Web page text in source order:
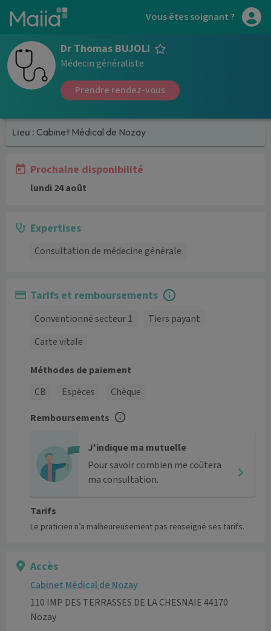
Aller au contenu principal Vous êtes soignant ?
Dr Thomas BUJOLI
Médecin généraliste
Prendre rendez-vous
Lieu : Cabinet Médical de Nozay
Prochaine disponibilité
lundi 24 août
Expertises
Consultation de médecine générale
Tarifs et remboursements
Conventionné secteur 1
Tiers payant
Carte vitale
Méthodes de paiement
CB
Espèces
Chèque
Remboursements
J'indique ma mutuelle
Pour savoir combien me coûtera
ma consultation.
Tarifs
Le praticien n’a malheureusement pas renseigné ses tarifs.
Accès
Cabinet Médical de Nozay
110 IMP DES TERRASSES DE LA CHESNAIE 44170
Nozay